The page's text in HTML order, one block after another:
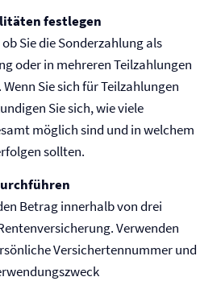
festlegen
Sie die Sonderzahlung als
oder in mehreren Teilzahlungen
Sie sich für Teilzahlungen
Sie sich, wie viele
möglich sind und in welchem
sollten.
Betrag innerhalb von drei
Verwenden
Versichertennummer und